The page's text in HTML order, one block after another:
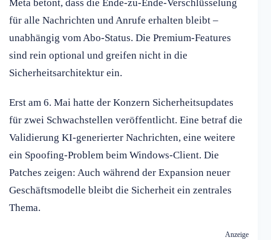
Meta betont, dass die Ende-zu-Ende-Verschlüsselung
für alle Nachrichten und Anrufe erhalten bleibt –
unabhängig vom Abo-Status. Die Premium-Features
sind rein optional und greifen nicht in die
Sicherheitsarchitektur ein.
Erst am 6. Mai hatte der Konzern Sicherheitsupdates
für zwei Schwachstellen veröffentlicht. Eine betraf die
Validierung KI-generierter Nachrichten, eine weitere
ein Spoofing-Problem beim Windows-Client. Die
Patches zeigen: Auch während der Expansion neuer
Geschäftsmodelle bleibt die Sicherheit ein zentrales
Thema.
Anzeige